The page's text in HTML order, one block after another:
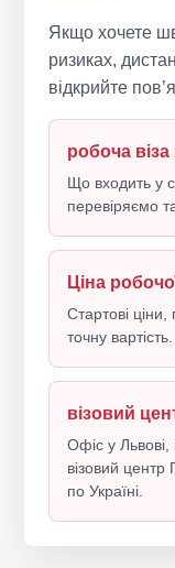
Якщо хочете
ризиках,
відкрийте
робоча
Що входить у
перевіряємо
Ціна
Стартові
точну вартість.
візовий
Офіс у Львові,
візовий центр
по Україні.